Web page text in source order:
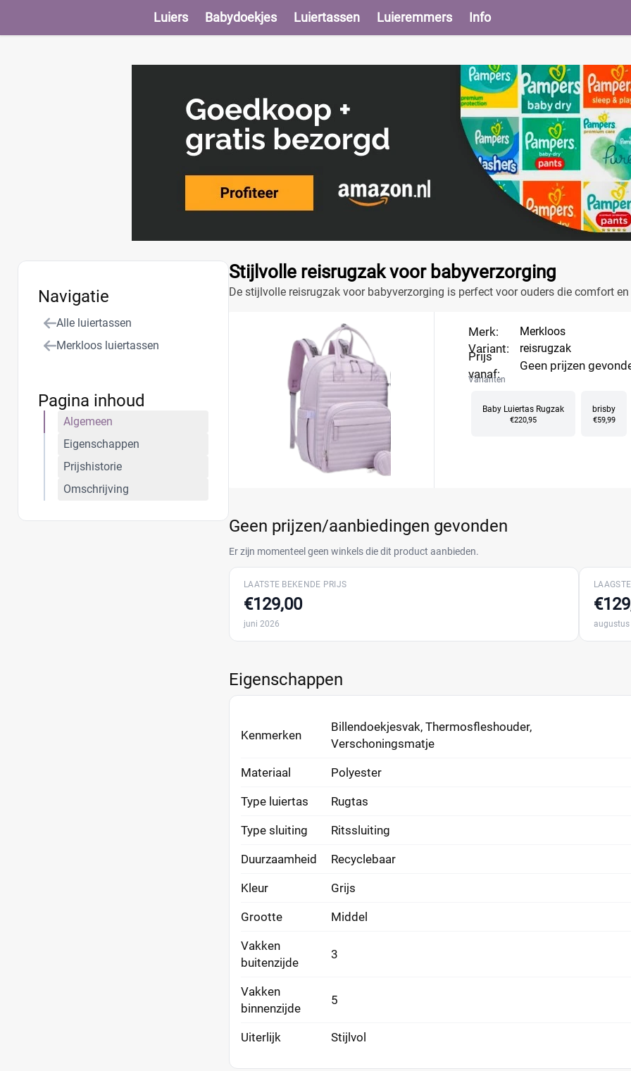
Luiers Babydoekjes Luiertassen Luieremmers Info
Stijlvolle reisrugzak voor babyverzorging
De stijlvolle reisrugzak voor babyverzorging is perfect voor ouders die comfort
Merk:
Variant:
Prijs
vanaf:
Merkloos
reisrugzak
Geen prijzen
Varianten
Baby Luiertas Rugzak
€220,95
brisby
€59,99
Geen prijzen/aanbiedingen gevonden
Er zijn momenteel geen winkels die dit product aanbieden.
LAATSTE BEKENDE PRIJS
€129,00
juni 2026
Eigenschappen
Kenmerken
Billendoekjesvak, Thermosfleshouder,
Verschoningsmatje
Materiaal Polyester
Type luiertas Rugtas
Type sluiting Ritssluiting
Duurzaamheid Recyclebaar
Kleur Grijs
Grootte Middel
Vakken
buitenzijde
3
Vakken
binnenzijde
5
Uiterlijk Stijlvol
Navigatie
Alle luiertassen
Merkloos luiertassen
Pagina inhoud
Algemeen
Eigenschappen
Prijshistorie
Omschrijving